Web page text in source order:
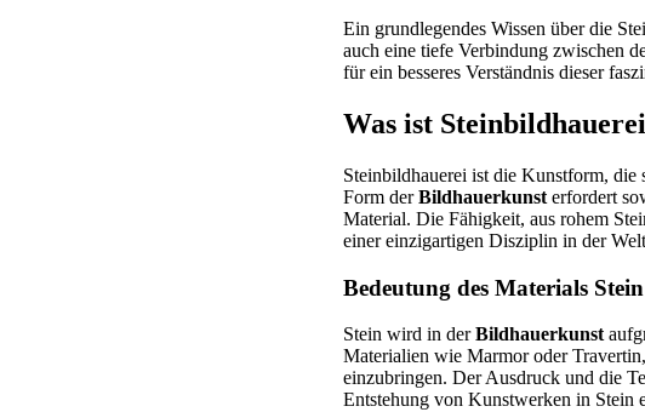
Ein grundlegendes Wissen über die
auch eine tiefe Verbindung zwischen
für ein besseres Verständnis dieser
Was ist
Steinbildhauerei ist die Kunstform,
Form derBildhauerkunst erfordert
Material. Die Fähigkeit, aus rohem
einer einzigartigen Disziplin in der
Bedeutung des Materials Stein
Stein wird in derBildhauerkunst
Materialien wie Marmor oder
einzubringen. Der Ausdruck und die
Entstehung von Kunstwerken in Stein